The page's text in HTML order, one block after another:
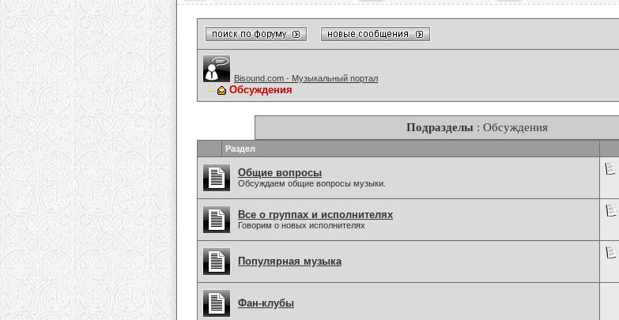
Bisound.com - Музыкальный портал
Обсуждения
Подразделы : Обсуждения
Раздел
Общие вопросы
Обсуждаем общие вопросы музыки.
Все о группах и исполнителях
Говорим о новых исполнителях
Популярная музыка
Фан-клубы